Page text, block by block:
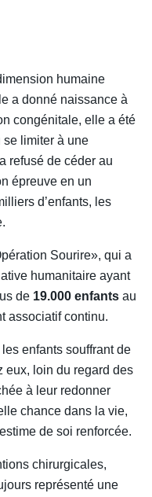
humaine
a donné naissance à
congénitale, elle a été
se limiter à une
refusé de céder au
épreuve en un
d’enfants, les
Sourire», qui a
humanitaire ayant
de 19.000 enfants au
associatif continu.
enfants souffrant de
eux, loin du regard des
à leur redonner
chance dans la vie,
de soi renforcée.
chirurgicales,
représenté une